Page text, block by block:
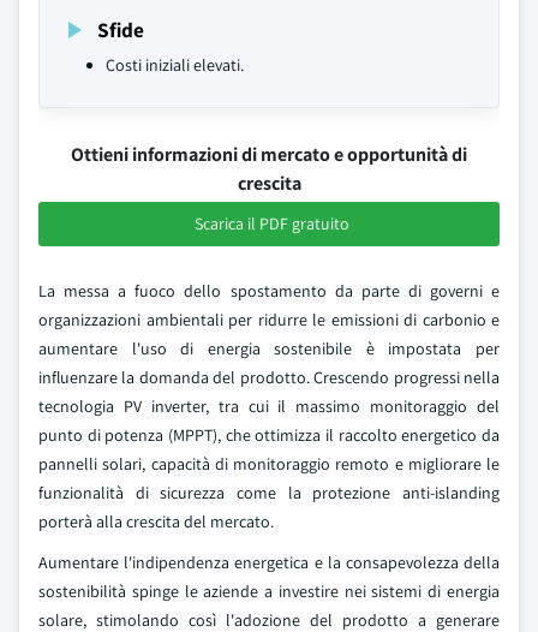
Sfide
Costi iniziali elevati.
Ottieni informazioni di mercato e opportunità di
crescita
Scarica il PDF gratuito
La messa a fuoco dello spostamento da parte di governi e
organizzazioni ambientali per ridurre le emissioni di carbonio e
aumentare l'uso di energia sostenibile è impostata per
influenzare la domanda del prodotto. Crescendo progressi nella
tecnologia PV inverter, tra cui il massimo monitoraggio del
punto di potenza (MPPT), che ottimizza il raccolto energetico da
pannelli solari, capacità di monitoraggio remoto e migliorare le
funzionalità di sicurezza come la protezione anti-islanding
porterà alla crescita del mercato.
Aumentare l'indipendenza energetica e la consapevolezza della
sostenibilità spinge le aziende a investire nei sistemi di energia
solare, stimolando così l'adozione del prodotto a generare